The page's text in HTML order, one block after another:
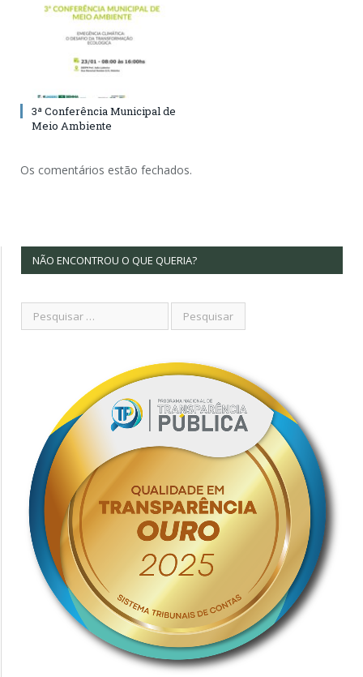
3ª Conferência Municipal de
Meio Ambiente
Os comentários estão fechados.
NÃO ENCONTROU O QUE QUERIA?